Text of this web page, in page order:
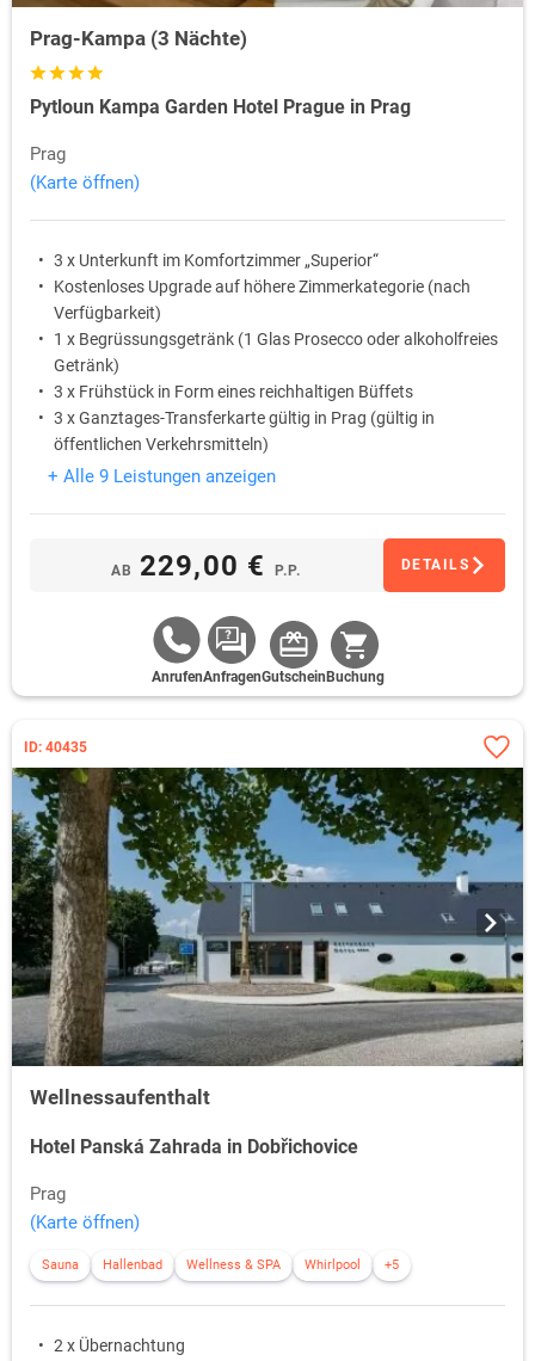
Prag-Kampa (3 Nächte)
Pytloun Kampa Garden Hotel Prague in Prag
Prag
(Karte öffnen)
3 x Unterkunft im Komfortzimmer „Superior“
Kostenloses Upgrade auf höhere Zimmerkategorie (nach
Verfügbarkeit)
1 x Begrüssungsgetränk (1 Glas Prosecco oder alkoholfreies
Getränk)
3 x Frühstück in Form eines reichhaltigen Büffets
3 x Ganztages-Transferkarte gültig in Prag (gültig in
öffentlichen Verkehrsmitteln)
30% Rabatt auf die Grund- und Familieneintrittskarte in das
+ Alle 9 Leistungen anzeigen
AB 229,00 € P.P. DETAILS
AnrufenAnfragenGutschein Buchung
ID: 40435
Wellnessaufenthalt
Hotel Panská Zahrada in Dobřichovice
Prag
(Karte öffnen)
Sauna Hallenbad Wellness & SPA Whirlpool +5
2 x Übernachtung